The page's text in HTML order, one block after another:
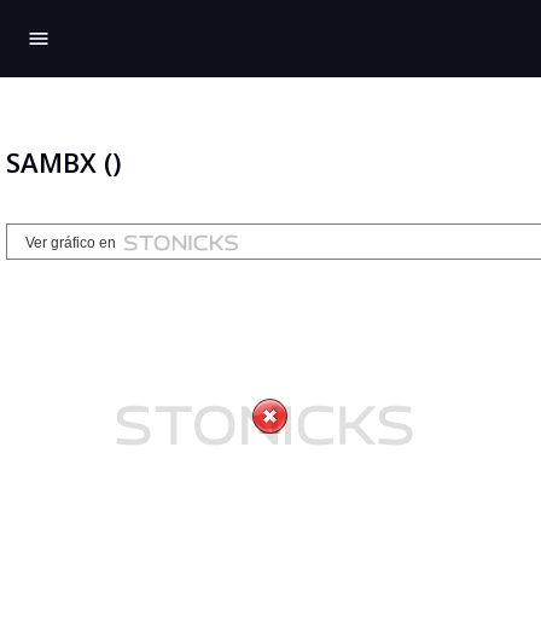
menu
SAMBX ()